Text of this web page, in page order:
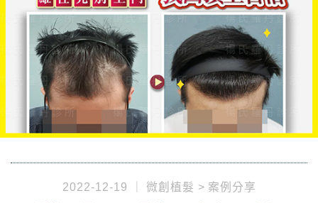
2022-12-19 微創植髮 案例分享